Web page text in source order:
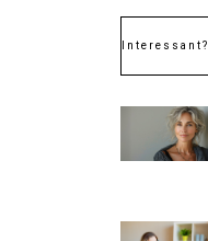
Interessant?